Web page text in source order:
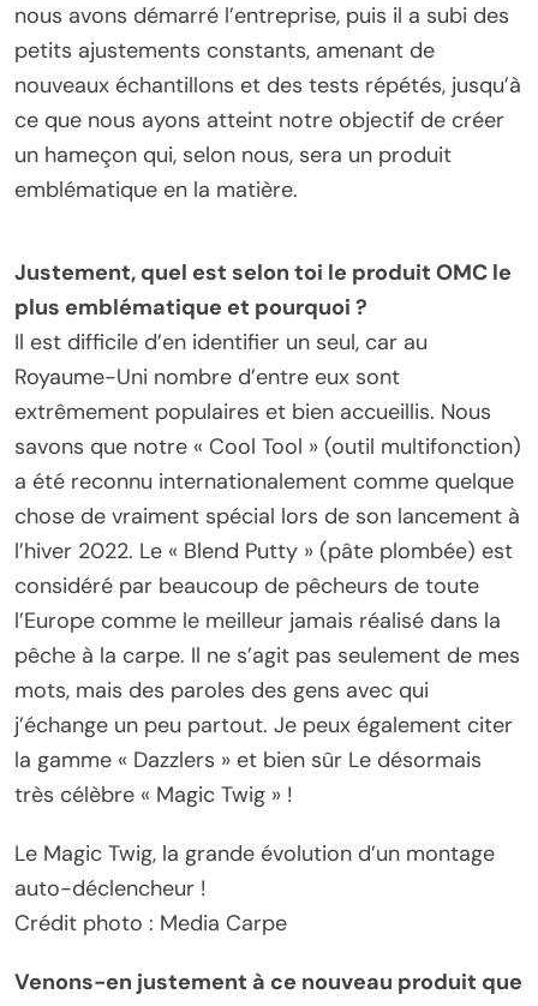
nous avons démarré l’entreprise, puis il a subi des
petits ajustements constants, amenant de
nouveaux échantillons et des tests répétés, jusqu’à
ce que nous ayons atteint notre objectif de créer
un hameçon qui, selon nous, sera un produit
emblématique en la matière.
Justement, quel est selon toi le produit OMC le
plus emblématique et pourquoi ?
Il est difficile d’en identifier un seul, car au
Royaume-Uni nombre d’entre eux sont
extrêmement populaires et bien accueillis. Nous
savons que notre « Cool Tool » (outil multifonction)
a été reconnu internationalement comme quelque
chose de vraiment spécial lors de son lancement à
l’hiver 2022. Le « Blend Putty » (pâte plombée) est
considéré par beaucoup de pêcheurs de toute
l’Europe comme le meilleur jamais réalisé dans la
pêche à la carpe. Il ne s’agit pas seulement de mes
mots, mais des paroles des gens avec qui
j’échange un peu partout. Je peux également citer
la gamme « Dazzlers » et bien sûr Le désormais
très célèbre « Magic Twig » !
Le Magic Twig, la grande évolution d’un montage
auto-déclencheur !
Crédit photo : Media Carpe
Venons-en justement à ce nouveau produit que